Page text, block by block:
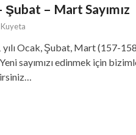
Şubat – Mart Sayımız
Kuyeta
Ocak, Şubat, Mart (157-
Yeni sayımızı edinmek için